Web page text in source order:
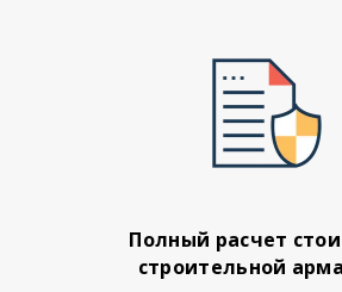
Полный расчет
строительной